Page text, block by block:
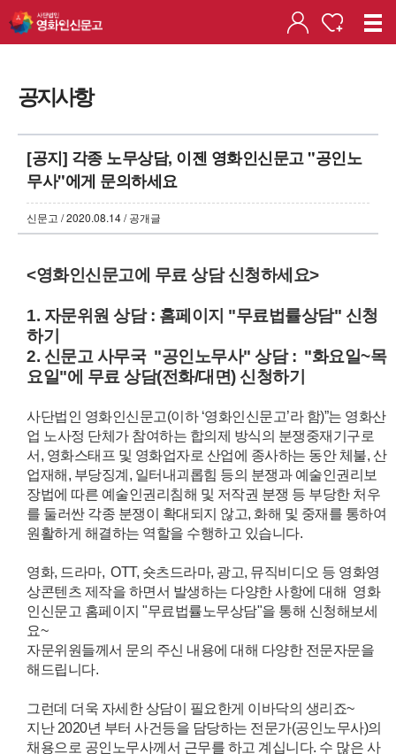
공지사항
[공지] 각종 노무상담, 이젠 영화인신문고 "공인노
무사"에게 문의하세요
신문고 / 2020.08.14 / 공개글
<영화인신문고에 무료 상담 신청하세요>
1. 자문위원 상담 : 홈페이지 "무료법률상담" 신청
하기
2. 신문고 사무국 "공인노무사" 상담 : "화요일~목
요일"에 무료 상담(전화/대면) 신청하기
사단법인 영화인신문고(이하 ‘영화인신문고’라 함)”는 영화산
업 노사정 단체가 참여하는 합의제 방식의 분쟁중재기구로
서, 영화스태프 및 영화업자로 산업에 종사하는 동안 체불, 산
업재해, 부당징계, 일터내괴롭힘 등의 분쟁과 예술인권리보
장법에 따른 예술인권리침해 및 저작권 분쟁 등 부당한 처우
를 둘러싼 각종 분쟁이 확대되지 않고, 화해 및 중재를 통하여
원활하게 해결하는 역할을 수행하고 있습니다.
영화, 드라마, OTT, 숏츠드라마, 광고, 뮤직비디오 등 영화영
상콘텐츠 제작을 하면서 발생하는 다양한 사항에 대해 영화
인신문고 홈페이지 "무료법률노무상담"을 통해 신청해보세
요~
자문위원들께서 문의 주신 내용에 대해 다양한 전문자문을
해드립니다.
그런데 더욱 자세한 상담이 필요한게 이바닥의 생리죠~
지난 2020년 부터 사건등을 담당하는 전문가(공인노무사)의
채용으로 공인노무사께서 근무를 하고 계십니다. 수 많은 사